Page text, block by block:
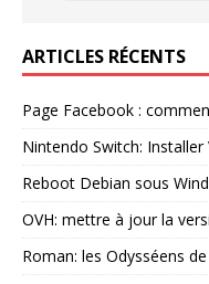
ARTICLES RÉCENTS
Page Facebook :
Nintendo Switch:
Reboot Debian sous
OVH: mettre à jour la
Roman: les Odysséens